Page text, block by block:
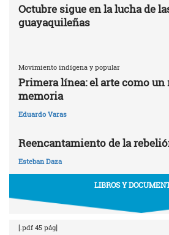
Octubre sigue en la lucha de
guayaquileñas
Movimiento indígena y popular
Primera línea: el arte como un
memoria
Eduardo Varas
Reencantamiento de la
Esteban Daza
LIBROS Y
[.pdf 45 pág]